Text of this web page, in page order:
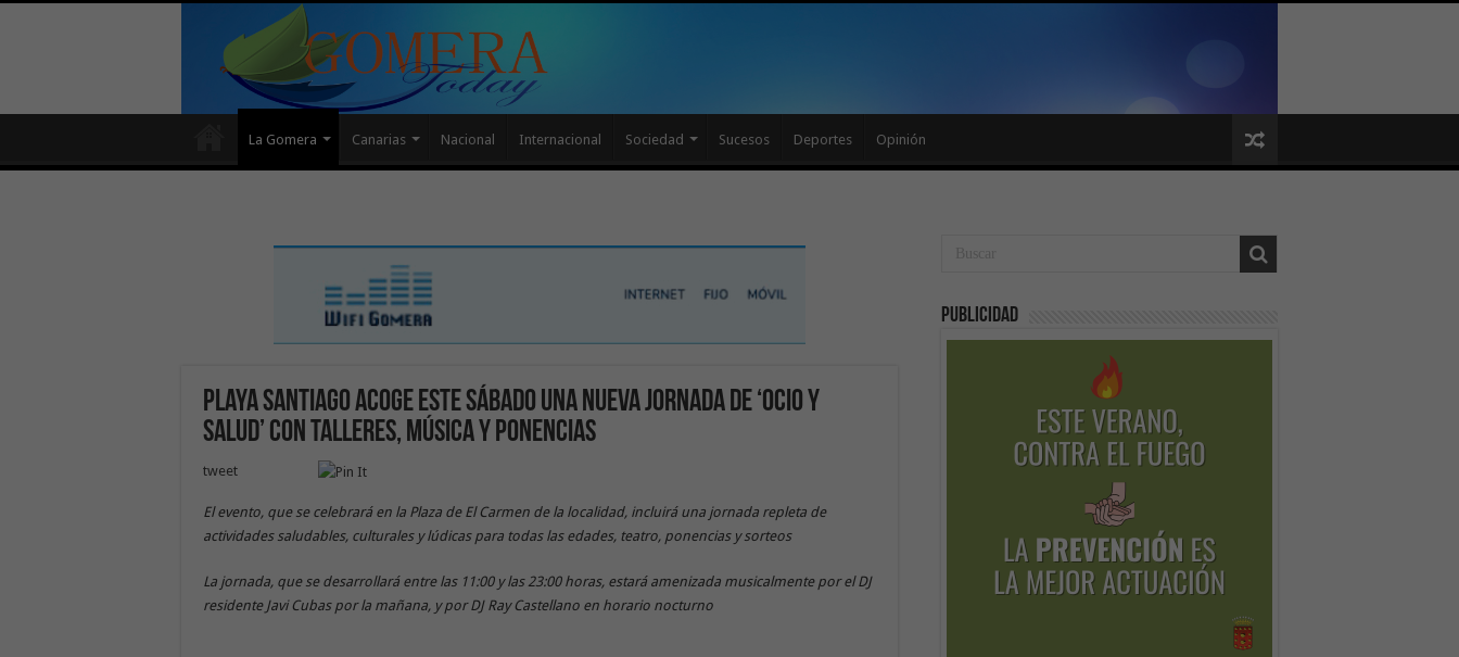
La Gomera Canarias Nacional Internacional Sociedad Sucesos Deportes Opinión
Playa Santiago acoge este sábado una nueva jornada de ‘Ocio y
Salud’ con talleres, música y ponencias
tweet
El evento, que se celebrará en la Plaza de El Carmen de la localidad, incluirá una jornada repleta de
actividades saludables, culturales y lúdicas para todas las edades, teatro, ponencias y sorteos
La jornada, que se desarrollará entre las 11:00 y las 23:00 horas, estará amenizada musicalmente por el DJ
residente Javi Cubas por la mañana, y por DJ Ray Castellano en horario nocturno
Publicidad